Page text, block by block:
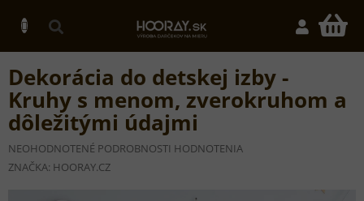
obsah
Dekorácia do detskej izby -
Kruhy s menom, zverokruhom a
dôležitými údajmi
PRIEMERNÉ
HODNOTENIE
PRODUKTU
NEOHODNOTENÉ PODROBNOSTI HODNOTENIA
ZNAČKA: HOORAY.CZ